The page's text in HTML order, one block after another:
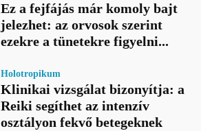
Ez a fejfájás már komoly bajt
jelezhet: az orvosok szerint
ezekre a tünetekre figyelni...
Holotropikum
Klinikai vizsgálat bizonyítja: a
Reiki segíthet az intenzív
osztályon fekvő betegeknek